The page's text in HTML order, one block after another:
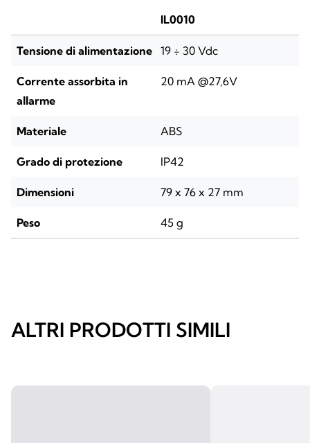
IL0010
Tensione di alimentazione 19 ÷ 30 Vdc
Corrente assorbita in
allarme
20 mA @27,6V
Materiale ABS
Grado di protezione IP42
Dimensioni 79 x 76 x 27 mm
Peso 45 g
ALTRI PRODOTTI SIMILI